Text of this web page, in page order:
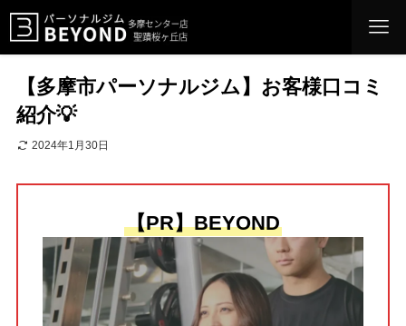
【多摩市パーソナルジム】お客様口コミ
紹介💡
2024年1月30日
【PR】BEYOND